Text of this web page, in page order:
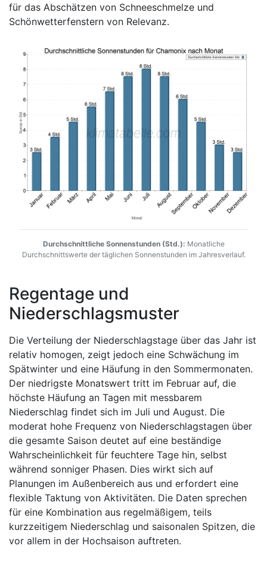
für das Abschätzen von Schneeschmelze und
Schönwetterfenstern von Relevanz.
Durchschnittliche Sonnenstunden (Std.): Monatliche
Durchschnittswerte der täglichen Sonnenstunden im Jahresverlauf.
Regentage und
Niederschlagsmuster
Die Verteilung der Niederschlagstage über das Jahr ist
relativ homogen, zeigt jedoch eine Schwächung im
Spätwinter und eine Häufung in den Sommermonaten.
Der niedrigste Monatswert tritt im Februar auf, die
höchste Häufung an Tagen mit messbarem
Niederschlag findet sich im Juli und August. Die
moderat hohe Frequenz von Niederschlagstagen über
die gesamte Saison deutet auf eine beständige
Wahrscheinlichkeit für feuchtere Tage hin, selbst
während sonniger Phasen. Dies wirkt sich auf
Planungen im Außenbereich aus und erfordert eine
flexible Taktung von Aktivitäten. Die Daten sprechen
für eine Kombination aus regelmäßigem, teils
kurzzeitigem Niederschlag und saisonalen Spitzen, die
vor allem in der Hochsaison auftreten.